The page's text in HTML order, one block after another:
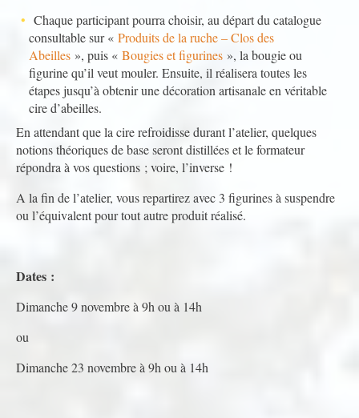
Chaque participant pourra choisir, au départ du catalogue
consultable sur « Produits de la ruche – Clos des
Abeilles », puis « Bougies et figurines », la bougie ou
figurine qu’il veut mouler. Ensuite, il réalisera toutes les
étapes jusqu’à obtenir une décoration artisanale en véritable
cire d’abeilles.
En attendant que la cire refroidisse durant l’atelier, quelques
notions théoriques de base seront distillées et le formateur
répondra à vos questions ; voire, l’inverse !
A la fin de l’atelier, vous repartirez avec 3 figurines à suspendre
ou l’équivalent pour tout autre produit réalisé.
Dates :
Dimanche 9 novembre à 9h ou à 14h
ou
Dimanche 23 novembre à 9h ou à 14h